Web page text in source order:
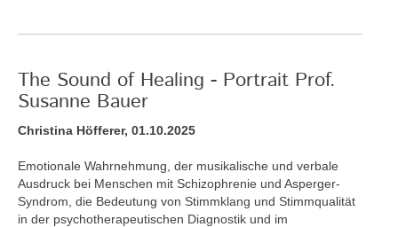
The Sound of Healing - Portrait Prof.
Susanne Bauer
Christina Höfferer, 01.10.2025
Emotionale Wahrnehmung, der musikalische und verbale
Ausdruck bei Menschen mit Schizophrenie und Asperger-
Syndrom, die Bedeutung von Stimmklang und Stimmqualität
in der psychotherapeutischen Diagnostik und im